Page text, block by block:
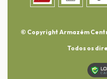
© Copyright Armazém
Todos os